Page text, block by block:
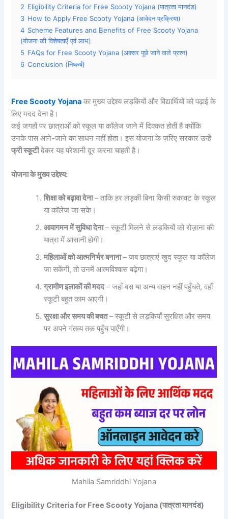
2 Eligibility Criteria for Free Scooty Yojana (पात्रता मानदंड)
3 How to Apply Free Scooty Yojana (आवेदन प्रक्रिया)
4 Scheme Features and Benefits of Free Scooty Yojana
(योजना की विशेषताएँ एवं लाभ)
5 FAQs for Free Scooty Yojana (अक्सर पूछे जाने वाले प्रश्न)
6 Conclusion (निष्कर्ष)
Free Scooty Yojana का मुख्य उद्देश्य लड़कियों और विद्यार्थियों को पढ़ाई के
लिए मदद देना है।
कई जगहों पर छात्राओं को स्कूल या कॉलेज जाने में दिक्कत होती है क्योंकि
उनके पास आने-जाने का साधन नहीं होता। इस योजना के ज़रिए सरकार उन्हें
फ्री स्कूटीदेकर यह परेशानी दूर करना चाहती है।
योजना के मुख्य उद्देश्य:
शिक्षा को बढ़ावा देना– ताकि हर लड़की बिना किसी रुकावट के स्कूल
या कॉलेज जा सके।
आवागमन में सुविधा देना– स्कूटी मिलने से लड़कियों को रोज़ाना की
यात्रा में आसानी होगी।
महिलाओं को आत्मनिर्भर बनाना– जब छात्राएं खुद स्कूल या कॉलेज
जा सकेंगी, तो उनमें आत्मविश्वास बढ़ेगा।
ग्रामीण इलाकों की मदद– जहाँ बस या अन्य वाहन नहीं पहुँचते, वहाँ
स्कूटी बहुत काम आएगी।
सुरक्षा और समय की बचत– स्कूटी से लड़कियाँ सुरक्षित और समय
पर अपने गंतव्य तक पहुँच पाएँगी।
Mahila Samriddhi Yojana
Eligibility Criteria for Free Scooty Yojana (पात्रता मानदंड)